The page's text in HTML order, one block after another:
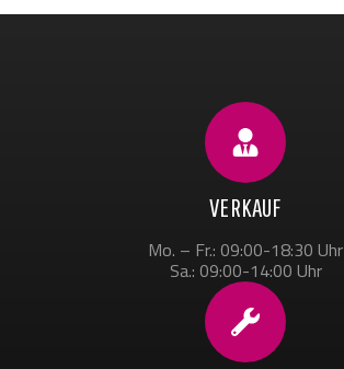
VERKAUF
Mo. – Fr.: 09:00-18:30 Uhr
Sa.: 09:00-14:00 Uhr